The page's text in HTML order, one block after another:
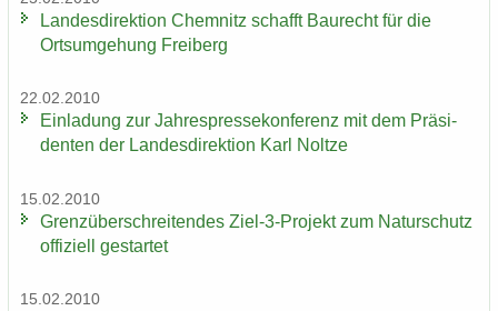
Lan­des­di­rek­ti­on Chem­nitz schafft Bau­recht für die
Orts­um­ge­hung Frei­berg
22.02.2010
Ein­la­dung zur Jah­res­pres­se­kon­fe­renz mit dem Prä­si­
den­ten der Lan­des­di­rek­ti­on Karl Nolt­ze
15.02.2010
Grenz­über­schrei­ten­des Ziel-3-​Projekt zum Na­tur­schutz
of­fi­zi­ell ge­star­tet
15.02.2010